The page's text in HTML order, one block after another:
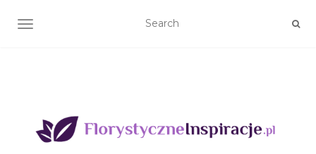
TOGGLE NAVIGATION